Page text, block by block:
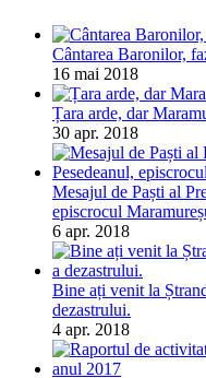
Cântarea Baronilor,
16 mai 2018
Țara arde, dar
30 apr. 2018
Mesajul de Paști al
episcrocul
6 apr. 2018
Bine ați venit la
dezastrului.
4 apr. 2018